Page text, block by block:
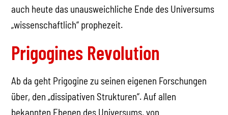
auch heute das unausweichliche Ende des Universums
„wissenschaftlich“ prophezeit.
Prigogines Revolution
Ab da geht Prigogine zu seinen eigenen Forschungen
über, den „dissipativen Strukturen“. Auf allen
bekannten Ebenen des Universums, von